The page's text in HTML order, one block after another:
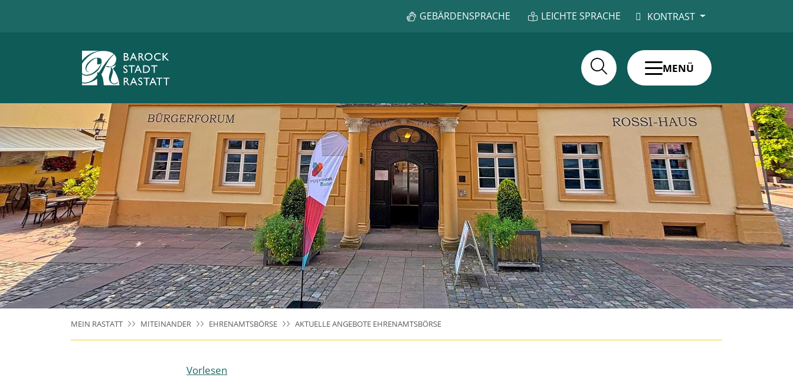
GEBÄRDENSPRACHE LEICHTE SPRACHE KONTRAST
MENÜ
MEIN RASTATT MITEINANDER EHRENAMTSBÖRSE AKTUELLE ANGEBOTE EHRENAMTSBÖRSE
Vorlesen